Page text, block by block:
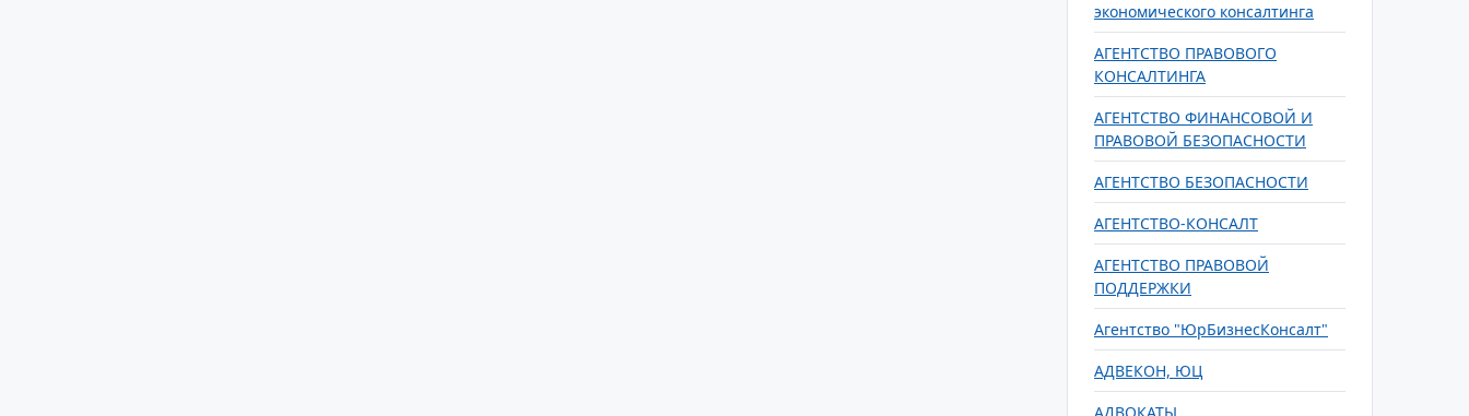
экономического консалтинга
АГЕНТСТВО ПРАВОВОГО
КОНСАЛТИНГА
АГЕНТСТВО ФИНАНСОВОЙ И
ПРАВОВОЙ БЕЗОПАСНОСТИ
АГЕНТСТВО БЕЗОПАСНОСТИ
АГЕНТСТВО-КОНСАЛТ
АГЕНТСТВО ПРАВОВОЙ
ПОДДЕРЖКИ
Агентство "ЮрБизнесКонсалт"
АДВЕКОН, ЮЦ